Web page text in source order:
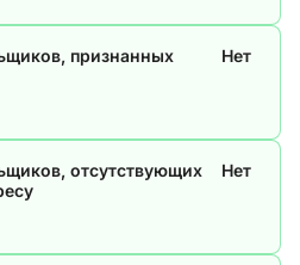
признанных
Нет
отсутствующих
Нет